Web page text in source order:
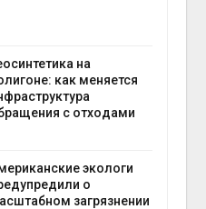
на
как меняется
с отходами
экологи
о
загрязнении